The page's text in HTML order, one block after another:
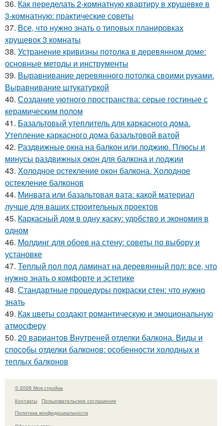
36. Как переделать 2-комнатную квартиру в хрущевке в
3-комнатную: практические советы
37. Все, что нужно знать о типовых планировках
хрущевок 3 комнаты
38. Устранение кривизны потолка в деревянном доме:
основные методы и инструменты
39. Выравнивание деревянного потолка своими руками.
Выравнивание штукатуркой
40. Создание уютного пространства: серые гостиные с
керамическим полом
41. Базальтовый утеплитель для каркасного дома.
Утепление каркасного дома базальтовой ватой
42. Раздвижные окна на балкон или лоджию. Плюсы и
минусы раздвижных окон для балкона и лоджии
43. Холодное остекление окон балкона. Холодное
остекление балконов
44. Минвата или базальтовая вата: какой материал
лучше для ваших строительных проектов
45. Каркасный дом в одну каску: удобство и экономия в
одном
46. Молдинг для обоев на стену: советы по выбору и
установке
47. Теплый пол под ламинат на деревянный пол: все, что
нужно знать о комфорте и эстетике
48. Стандартные процедуры покраски стен: что нужно
знать
49. Как цветы создают романтическую и эмоциональную
атмосферу
50. 20 вариантов Внутреней отделки балкона. Виды и
способы отделки балконов: особенности холодных и
теплых балконов
© 2026 Моя стройка
Контакты
Пользовательское соглашение
Политика конфидециальности